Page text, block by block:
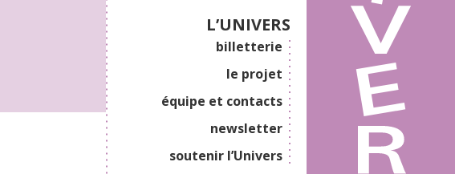
L’UNIVERS
billetterie
le projet
équipe et contacts
newsletter
soutenir l’Univers